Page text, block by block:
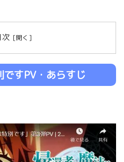
次
すPV・あらすじ